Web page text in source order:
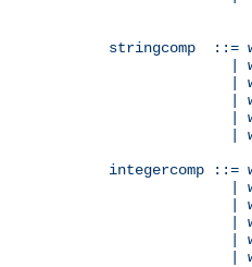
stringcomp  ::=
|
|
|
|
|
integercomp ::=
|
|
|
|
|